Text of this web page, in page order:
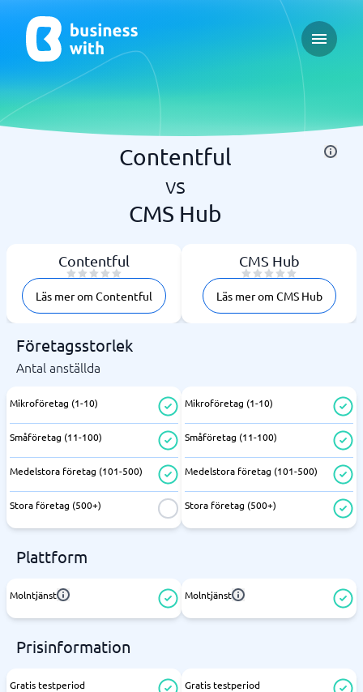
Open
Contentful
vs
CMS Hub
Contentful
Läs mer om Contentful
CMS Hub
Läs mer om CMS Hub
Företagsstorlek
Antal anställda
Mikroföretag (1-10)
Småföretag (11-100)
Medelstora företag (101-500)
Stora företag (500+)
Mikroföretag (1-10)
Småföretag (11-100)
Medelstora företag (101-500)
Stora företag (500+)
Plattform
Molntjänst Molntjänst
Prisinformation
Gratis testperiod Gratis testperiod